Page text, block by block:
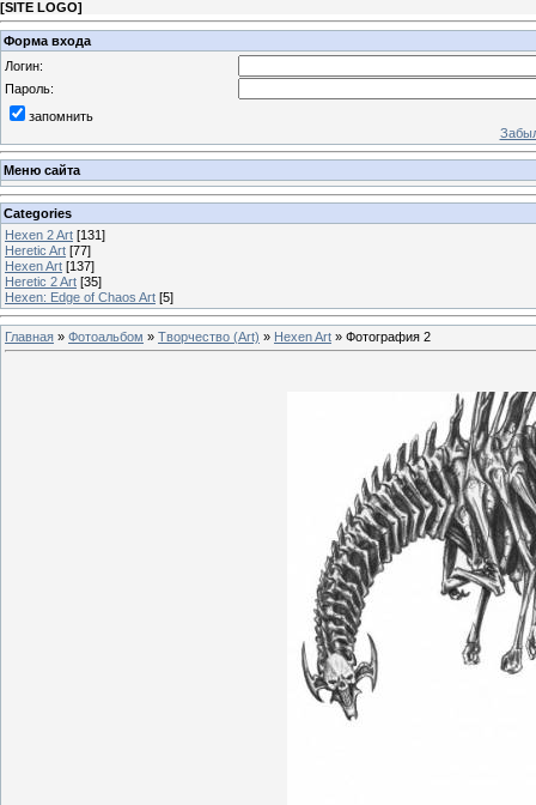
[SITE LOGO]
Форма входа
Логин:
Пароль:
запомнить
Меню сайта
Categories
Hexen 2 Art [131]
Heretic Art [77]
Hexen Art [137]
Heretic 2 Art [35]
Hexen: Edge of Chaos Art [5]
Главная » Фотоальбом » Творчество (Art) » Hexen Art » Фотография 2